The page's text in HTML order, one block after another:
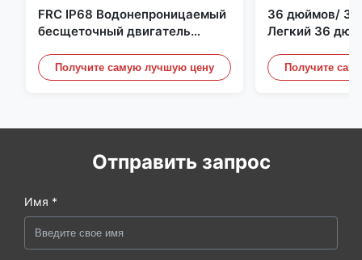
FRC IP68 Водонепроницаемый
бесщеточный двигатель
4 кВт 45 кг Упор для лодки для
серфинга Подводное
Получите самую лучшую цену
36 дюймов/
Легкий 36
Пропеллерные
Дронного
Получите
Отправить запрос
Имя *